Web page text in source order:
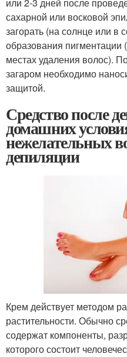
сахарной или восковой
загорать (на солнце или в
образования
местах удаления волос).
загаром необходимо
защитой.
Средство после
домашних
нежелательных
депиляции
Крем действует методом
растительности. Обычно
содержат компоненты,
которого состоит